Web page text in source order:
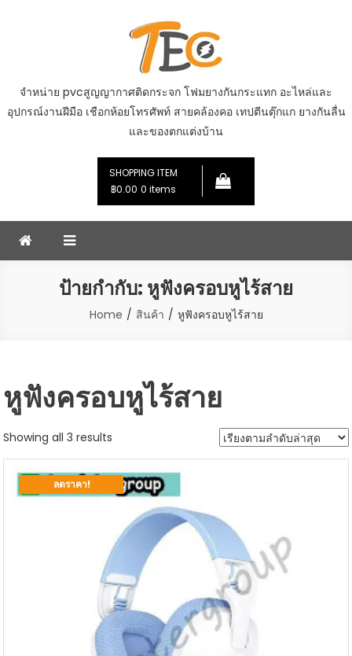
จำหน่าย pvcสูญญากาศติดกระจก โฟมยางกันกระแทก อะไหล่และ
อุปกรณ์งานฝีมือ เชือกห้อยโทรศัพท์ สายคล้องคอ เทปตีนตุ๊กแก ยางกันลื่น
และของตกแต่งบ้าน
SHOPPING ITEM
฿0.00 0 items
ป้ายกำกับ: หูฟังครอบหูไร้สาย
Home สินค้า หูฟังครอบหูไร้สาย
หูฟังครอบหูไร้สาย
Showing all 3 results
by
latest
ลดราคา!